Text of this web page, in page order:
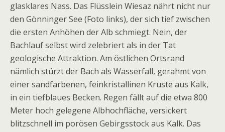
glasklares Nass. Das Flüsslein Wiesaz nährt nicht nur
den Gönninger See (Foto links), der sich tief zwischen
die ersten Anhöhen der Alb schmiegt. Nein, der
Bachlauf selbst wird zelebriert als in der Tat
geologische Attraktion. Am östlichen Ortsrand
nämlich stürzt der Bach als Wasserfall, gerahmt von
einer sandfarbenen, feinkristallinen Kruste aus Kalk,
in ein tiefblaues Becken. Regen fällt auf die etwa 800
Meter hoch gelegene Albhochfläche, versickert
blitzschnell im porösen Gebirgsstock aus Kalk. Das